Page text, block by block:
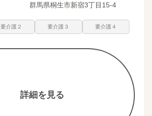
群馬県桐生市新宿3丁目15-4
要介護２ 要介護３ 要介護４
詳細を見る